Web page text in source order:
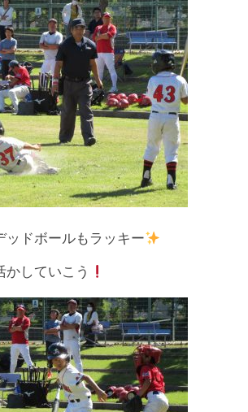
ッドボールもラッキー
かしていこう